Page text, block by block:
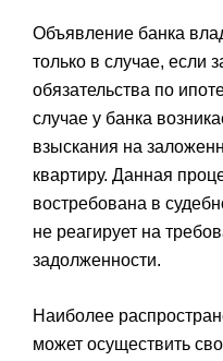
Объявление банка
только в случае, если
обязательства по
случае у банка
взыскания на
квартиру. Данная
востребована в
не реагирует на
задолженности.
Наиболее
может осуществить